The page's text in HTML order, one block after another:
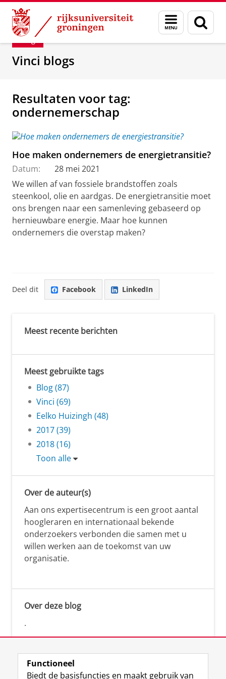
Skip
Content
Skip
Navigation
Menu
en
zoeken
Department of Innovation Management &
Blog
Vinci blogs
Resultaten voor tag:
ondernemerschap
Hoe maken ondernemers de energietransitie?
Datum:
28 mei 2021
We willen af van fossiele brandstoffen zoals
steenkool, olie en aardgas. De energietransitie moet
ons brengen naar een samenleving gebaseerd op
hernieuwbare energie. Maar hoe kunnen
ondernemers die overstap maken?
Deel dit Facebook LinkedIn
Meest recente berichten
Meest gebruikte tags
Blog (87)
Vinci (69)
Eelko Huizingh (48)
2017 (39)
2018 (16)
Toon alle
Over de auteur(s)
Aan ons expertisecentrum is een groot aantal
hoogleraren en internationaal bekende
onderzoekers verbonden die samen met u
willen werken aan de toekomst van uw
organisatie.
Over deze blog
.
Functioneel
Biedt de basisfuncties en maakt gebruik van